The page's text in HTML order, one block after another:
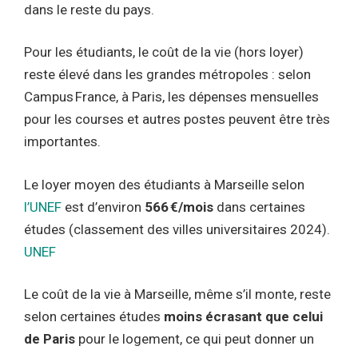
dans le reste du pays.
Pour les étudiants, le coût de la vie (hors loyer)
reste élevé dans les grandes métropoles : selon
Campus France, à Paris, les dépenses mensuelles
pour les courses et autres postes peuvent être très
importantes.
Le loyer moyen des étudiants à Marseille selon
l’UNEF est d’environ 566 €/mois dans certaines
études (classement des villes universitaires 2024).
UNEF
Le coût de la vie à Marseille, même s’il monte, reste
selon certaines études moins écrasant que celui
de Paris pour le logement, ce qui peut donner un